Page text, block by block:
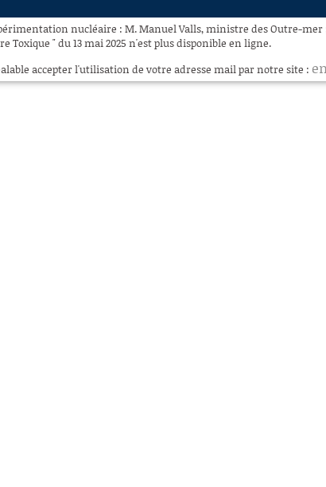
nucléaire : M. Manuel Valls, ministre des Outre-mer
Toxique " du 13 mai 2025 n'est plus disponible en ligne.
accepter l'utilisation de votre adresse mail par notre site :